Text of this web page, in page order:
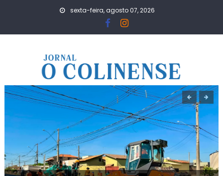
sexta-feira, agosto 07, 2026